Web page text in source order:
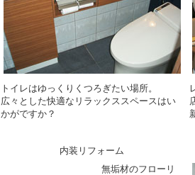
トイレはゆっくりくつろぎたい場所。
広々とした快適なリラックススペースはい
かがですか？
内装リフォーム
無垢材のフローリ